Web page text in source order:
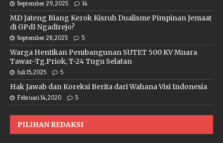
September 29, 2025 14
MD Jateng Biang Kerok Kisruh Dualisme Pimpinan Jemaat
di GPdI Ngadirejo?
September 28, 2025 5
Warga Hentikan Pembangunan SUTET 500 KV Muara
Tawar-Tg.Priok, T-24 Tugu Selatan
Juli 15, 2025 5
Hak Jawab dan Koreksi Berita dari Wahana Visi Indonesia
Februari 14, 2020 5
PILIHAN REDAKSI